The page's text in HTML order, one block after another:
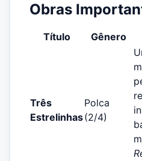
Obras
Título Gênero
Três
Estrelinhas
Polca
(2/4)